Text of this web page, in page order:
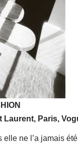
Paris,
elle ne l’a jamais